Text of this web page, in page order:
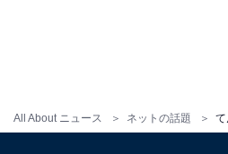
All About ニュース ネットの話題